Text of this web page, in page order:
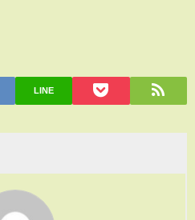
LINE